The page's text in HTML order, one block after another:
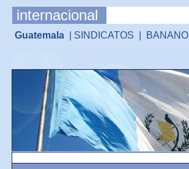
internacional
Guatemala | SINDICATOS | BANANO